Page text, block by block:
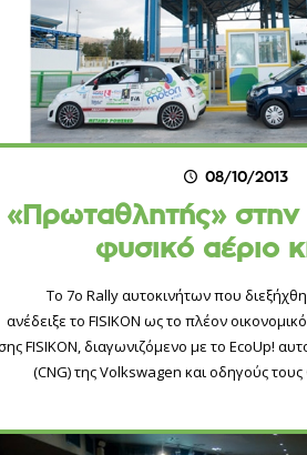
08/10/2013
«Πρωταθλητής» στην
φυσικό αέριο
Το 7ο Rally αυτοκινήτων που
ανέδειξε το FISIKON ως το πλέον
FISIKON, διαγωνιζόμενο με το EcoUp!
(CNG) της Volkswagen και οδηγούς